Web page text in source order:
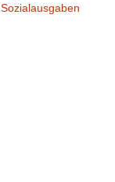
Sozialausgaben